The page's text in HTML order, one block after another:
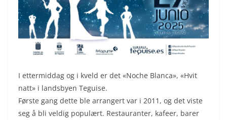
I ettermiddag og i kveld er det «Noche Blanca», «Hvit
natt» i landsbyen Teguise.
Første gang dette ble arrangert var i 2011, og det viste
seg å bli veldig populært. Restauranter, kafeer, barer